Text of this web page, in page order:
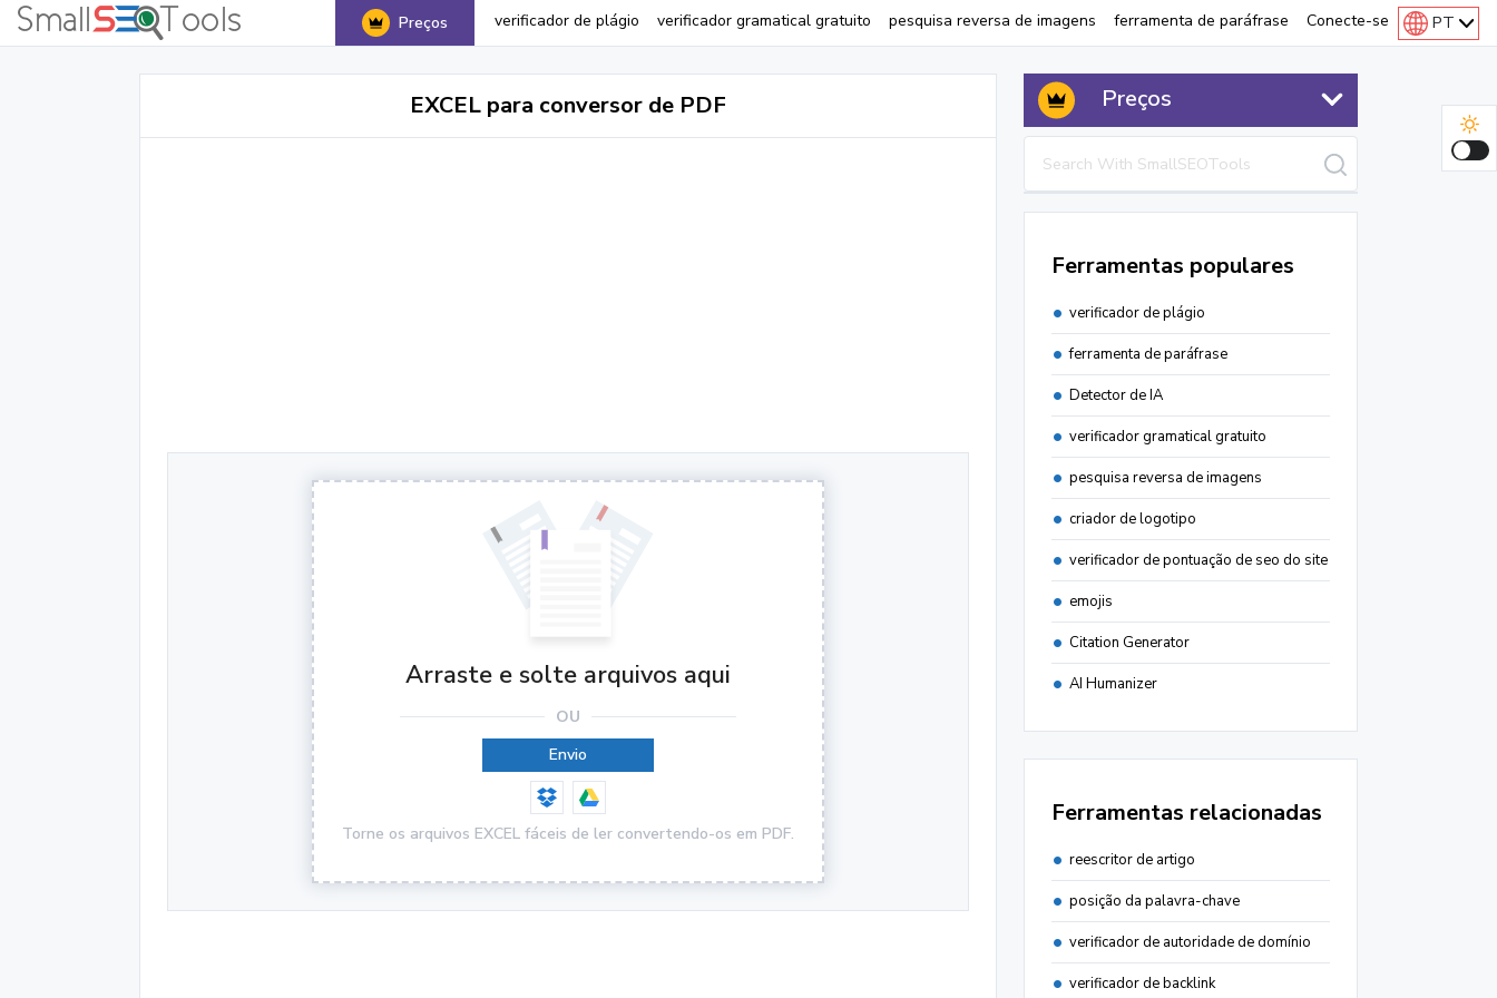
Preços verificador de plágio verificador gramatical gratuito pesquisa reversa de imagens ferramenta de paráfrase Conecte-se PT
EXCEL para conversor de PDF
Arraste e solte arquivos aqui
OU
Envio
Torne os arquivos EXCEL fáceis de ler convertendo-os em PDF.
Preços
Ferramentas populares
verificador de plágio
ferramenta de paráfrase
Detector de IA
verificador gramatical gratuito
pesquisa reversa de imagens
criador de logotipo
verificador de pontuação de seo do site
emojis
Citation Generator
AI Humanizer
Ferramentas relacionadas
reescritor de artigo
posição da palavra-chave
verificador de autoridade de domínio
verificador de backlink